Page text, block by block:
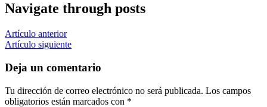
Navigate through posts
Artículo anterior
Artículo siguiente
Deja un comentario
Tu dirección de correo electrónico no será publicada. Los campos
obligatorios están marcados con *